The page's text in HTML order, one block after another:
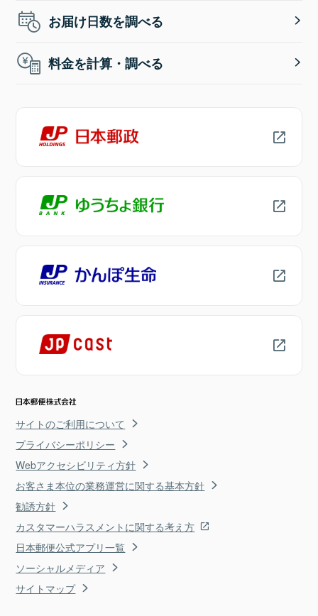
お届け日数を調べる
料金を計算・調べる
サイトのご利用について
プライバシーポリシー
Webアクセシビリティ方針
お客さま本位の業務運営に関する基本方針
勧誘方針
カスタマーハラスメントに関する考え方
日本郵便公式アプリ一覧
ソーシャルメディア
サイトマップ